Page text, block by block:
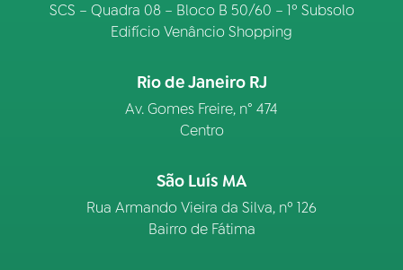
SCS – Quadra 08 – Bloco B 50/60 – 1º Subsolo
Edifício Venâncio Shopping
Rio de Janeiro RJ
Av. Gomes Freire, n° 474
Centro
São Luís MA
Rua Armando Vieira da Silva, nº 126
Bairro de Fátima